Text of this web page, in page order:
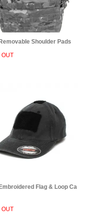
Shoulder Pads
OUT
Flag & Loop Ca
OUT